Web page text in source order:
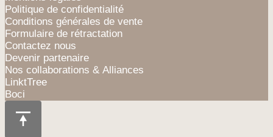
Politique de confidentialité
Conditions générales de vente
Formulaire de rétractation
Contactez nous
Devenir partenaire
Nos collaborations & Alliances
LinktTree
Boci